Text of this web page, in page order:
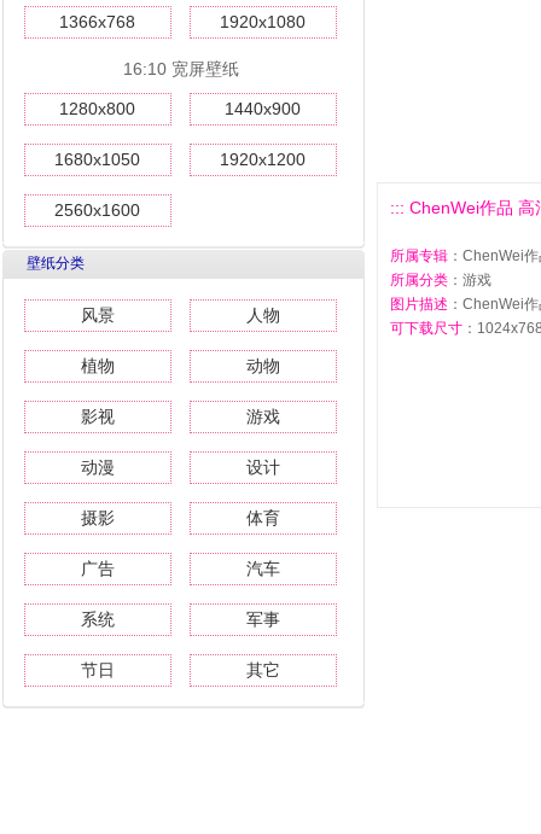
1366x768 1920x1080
16:10 宽屏壁纸
1280x800 1440x900
1680x1050 1920x1200
2560x1600
壁纸分类
风景 人物
植物 动物
影视 游戏
动漫 设计
摄影 体育
广告 汽车
系统 军事
节日 其它
::: ChenWei作品 高
所属专辑 ：ChenWei
所属分类 ：游戏
图片描述 ：ChenWei
可下载尺寸 ：